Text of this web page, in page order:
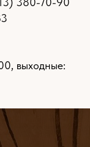
выходные: